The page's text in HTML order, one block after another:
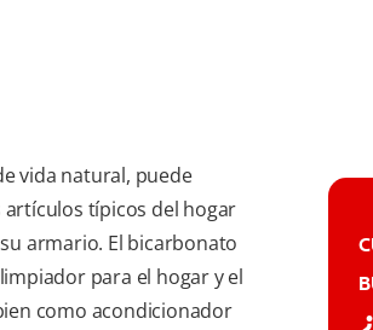
vida natural, puede
típicos del hogar
armario. El bicarbonato
para el hogar y el
como acondicionador